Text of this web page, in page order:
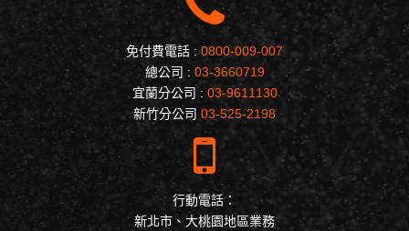
免付費電話 :0800-009-007
總公司 : 03-3660719
宜蘭分公司 : 03-9611130
新竹分公司 03-525-2198
行動電話：
新北市、大桃園地區業務